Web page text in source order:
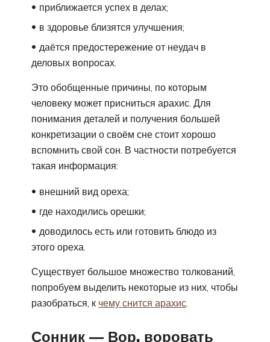
приближается успех в делах;
в здоровье близятся улучшения;
даётся предостережение от неудач в
деловых вопросах.
Это обобщенные причины, по которым
человеку может присниться арахис. Для
понимания деталей и получения большей
конкретизации о своём сне стоит хорошо
вспомнить свой сон. В частности потребуется
такая информация:
внешний вид ореха;
где находились орешки;
доводилось есть или готовить блюдо из
этого ореха.
Существует большое множество толкований,
попробуем выделить некоторые из них, чтобы
разобраться, к чему снится арахис
Сонник — Вор, воровать